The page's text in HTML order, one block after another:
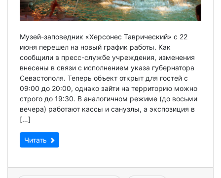
Музей-заповедник «Херсонес Таврический» с 22
июня перешел на новый график работы. Как
сообщили в пресс-службе учреждения, изменения
внесены в связи с исполнением указа губернатора
Севастополя. Теперь объект открыт для гостей с
09:00 до 20:00, однако зайти на территорию можно
строго до 19:30. В аналогичном режиме (до восьми
вечера) работают кассы и санузлы, а экспозиция в
[…]
Читать